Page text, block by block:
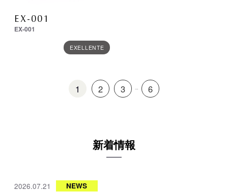
EX-001
EX-001
EXELLENTE
1 2 3 … 6
新着情報
2026.07.21 NEWS